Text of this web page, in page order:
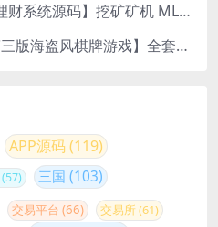
Q570【Laravel 投资理财系统源码】挖矿矿机 MLM分销 带后台
P595【N2n1Game第三版海盗风棋牌游戏】全套完整源码v8.0.0.1含android、ios、pc源码+布署文档+视频教程
APP源码(119)
(57) 三国 (103)
交易平台 (66) 交易所(61)